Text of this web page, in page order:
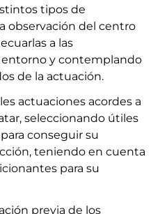
tipos de
observación del centro
a las
entorno y contemplando
de la actuación.
actuaciones acordes a
seleccionando útiles
conseguir su
teniendo en cuenta
para su
previa de los